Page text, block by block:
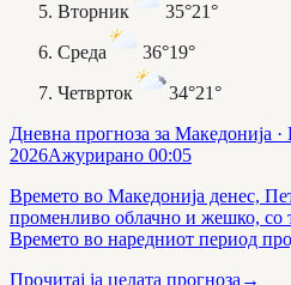
Вторник
35°21°
Среда
36°19°
Четврток
34°21°
Дневна прогноза за Македонија ·
2026Ажурирано 00:05
Времето во Македонија денес,
променливо облачно и жешко, со
Времето во наредниот период
Прочитај ја целата прогноза→